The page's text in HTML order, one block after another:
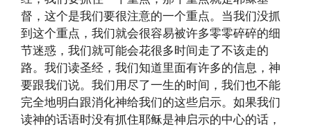
督，这个是我们要很注意的一个重点。当我们没抓
到这个重点，我们就会很容易被许多零零碎碎的细
节迷惑，我们就可能会花很多时间走了不该走的
路。我们读圣经，我们知道里面有许多的信息，神
要跟我们说。我们用尽了一生的时间，我们也不能
完全地明白跟消化神给我们的这些启示。如果我们
读神的话语时没有抓住耶稣是神启示的中心的话，